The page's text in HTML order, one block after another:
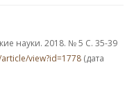
науки. 2018. № 5 С. 35-39
view?id=1778 (дата